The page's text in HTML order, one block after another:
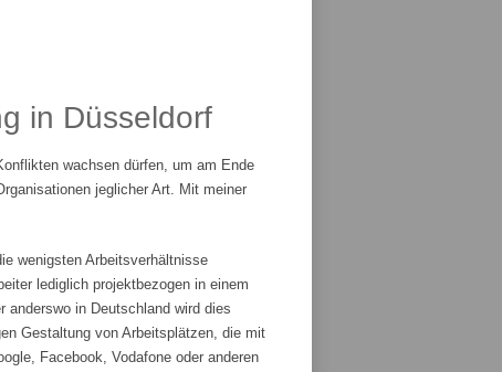
in Düsseldorf
wachsen dürfen, um am Ende
jeglicher Art. Mit meiner
wenigsten Arbeitsverhältnisse
lediglich projektbezogen in einem
anderswo in Deutschland wird dies
Gestaltung von Arbeitsplätzen, die mit
Facebook, Vodafone oder anderen